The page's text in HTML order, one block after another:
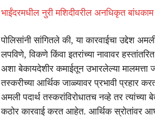
भाईंदरमधील नुरी मशिदीवरील अनधिकृत
पोलिसांनी सांगितले की, या कारवाईचा उद्देश
लपविणे, विकणे किंवा इतरांच्या नावावर
अशा बेकायदेशीर कमाईतून उभारलेल्या
तस्करीच्या आर्थिक जाळ्यावर प्रभावी प्रहार
अमली पदार्थ तस्करांविरोधातच नव्हे तर त्यांच्या
कठोर कारवाई करत आहेत. आर्थिक स्रोतांवर